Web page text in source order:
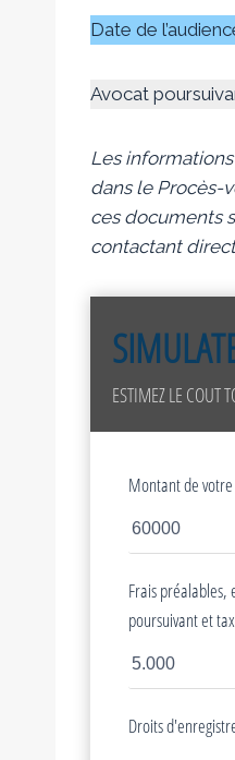
Date de
Avocat
Les
dans le Procès-
ces documents
contactant
ESTIMEZ LE COUT
Montant de
Frais préalables,
poursuivant et
Droits